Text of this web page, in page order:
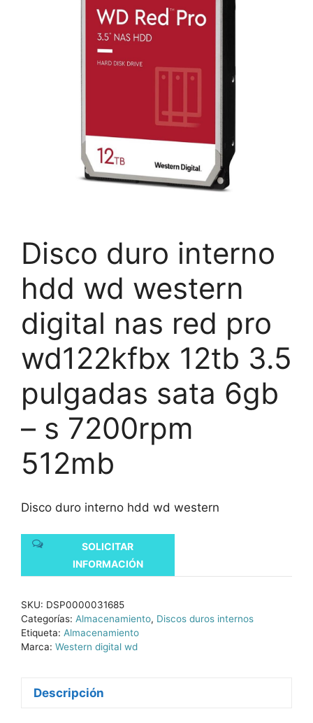
Disco duro interno
hdd wd western
digital nas red pro
wd122kfbx 12tb 3.5
pulgadas sata 6gb
– s 7200rpm
512mb
Disco duro interno hdd wd western
SOLICITAR
INFORMACIÓN
SKU: DSP0000031685
Categorías: Almacenamiento, Discos duros internos
Etiqueta: Almacenamiento
Marca: Western digital wd
Descripción